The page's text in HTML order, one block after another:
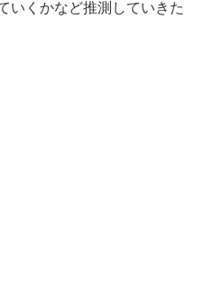
いくかなど推測していきた